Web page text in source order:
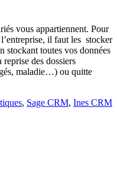
vous appartiennent. Pour
l’entreprise, il faut les stocker
stockant toutes vos données
des dossiers
maladie…) ou quitte
, Sage CRM, Ines CRM